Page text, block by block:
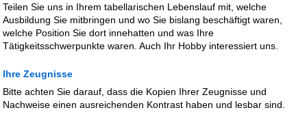
Teilen Sie uns in Ihrem tabellarischen Lebenslauf mit, welche
Ausbildung Sie mitbringen und wo Sie bislang beschäftigt waren,
welche Position Sie dort innehatten und was Ihre
Tätigkeitsschwerpunkte waren. Auch Ihr Hobby interessiert uns.
Ihre Zeugnisse
Bitte achten Sie darauf, dass die Kopien Ihrer Zeugnisse und
Nachweise einen ausreichenden Kontrast haben und lesbar sind.